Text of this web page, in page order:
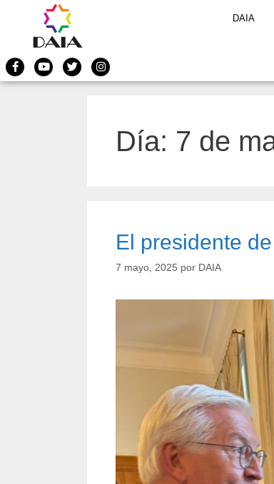
DAIA
Día: 7 de
El presidente
7 mayo, 2025 por DAIA